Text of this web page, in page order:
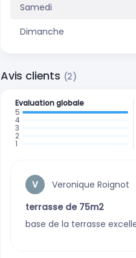
Samedi
Dimanche
Avis clients (2)
Evaluation globale
avis
avis
V Veronique Roignot
terrasse de 75m2
base de la terrasse